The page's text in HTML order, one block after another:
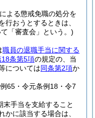
よる懲戒免職の処分を
行おうとするときは、
「審査会」という。)
職員の退職手当に関する
18条第5項の規定の、当
については同条第2項か
65・令元条例18・令7
手当を支給すること
かに該当する場合は、